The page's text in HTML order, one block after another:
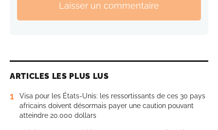
Laisser un commentaire
ARTICLES LES PLUS LUS
1
Visa pour les États-Unis: les ressortissants de ces 30 pays
africains doivent désormais payer une caution pouvant
atteindre 20.000 dollars